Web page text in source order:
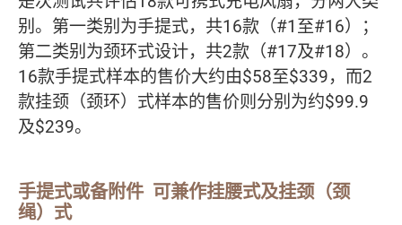
别。第一类别为手提式，共16款（#1至#16）；
第二类别为颈环式设计，共2款（#17及#18）。
16款手提式样本的售价大约由$58至$339，而2
款挂颈（颈环）式样本的售价则分别为约$99.9
及$239。
手提式或备附件 可兼作挂腰式及挂颈（颈
绳）式